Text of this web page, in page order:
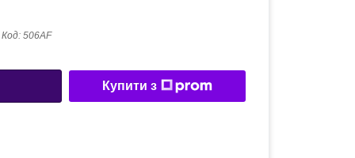
Код: 506AF
Купити з